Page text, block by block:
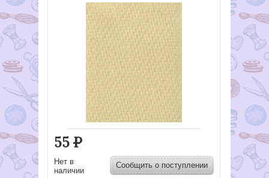
55Р
Нет в
наличии
Сообщить о поступлении